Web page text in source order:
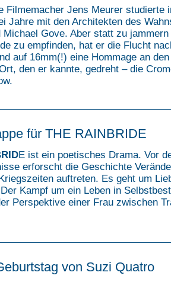
Filmemacher Jens Meurer studierte
Jahre mit den Architekten des
Michael Gove. Aber statt zu
zu empfinden, hat er die Flucht
auf 16mm(!) eine Hommage an
den er kannte, gedreht – die
für THE RAINBRIDE
E ist ein poetisches Drama. Vor
erforscht die Geschichte
auftreten. Es geht um
Kampf um ein Leben in
Perspektive einer Frau zwischen
von Suzi Quatro